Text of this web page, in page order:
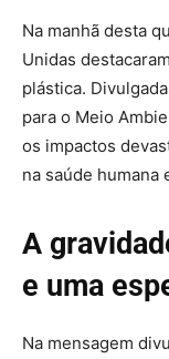
Na manhã desta
Unidas
plástica.
para o Meio
os impactos
na saúde humana
A
e uma
Na mensagem